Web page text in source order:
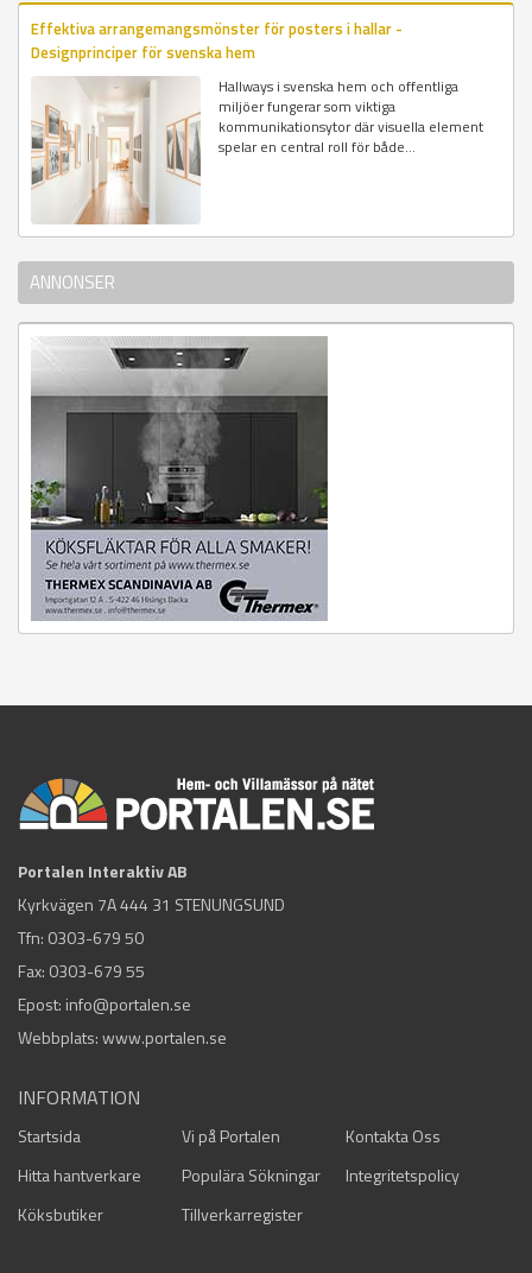
Effektiva arrangemangsmönster för posters i hallar -
Designprinciper för svenska hem
Hallways i svenska hem och offentliga
miljöer fungerar som viktiga
kommunikationsytor där visuella element
spelar en central roll för både...
ANNONSER
Portalen Interaktiv AB
Kyrkvägen 7A 444 31 STENUNGSUND
Tfn: 0303-679 50
Fax: 0303-679 55
Epost: info@portalen.se
Webbplats: www.portalen.se
INFORMATION
Startsida Vi på Portalen
Kontakta Oss
Hitta hantverkare
Populära Sökningar
Integritetspolicy
Köksbutiker
Tillverkarregister